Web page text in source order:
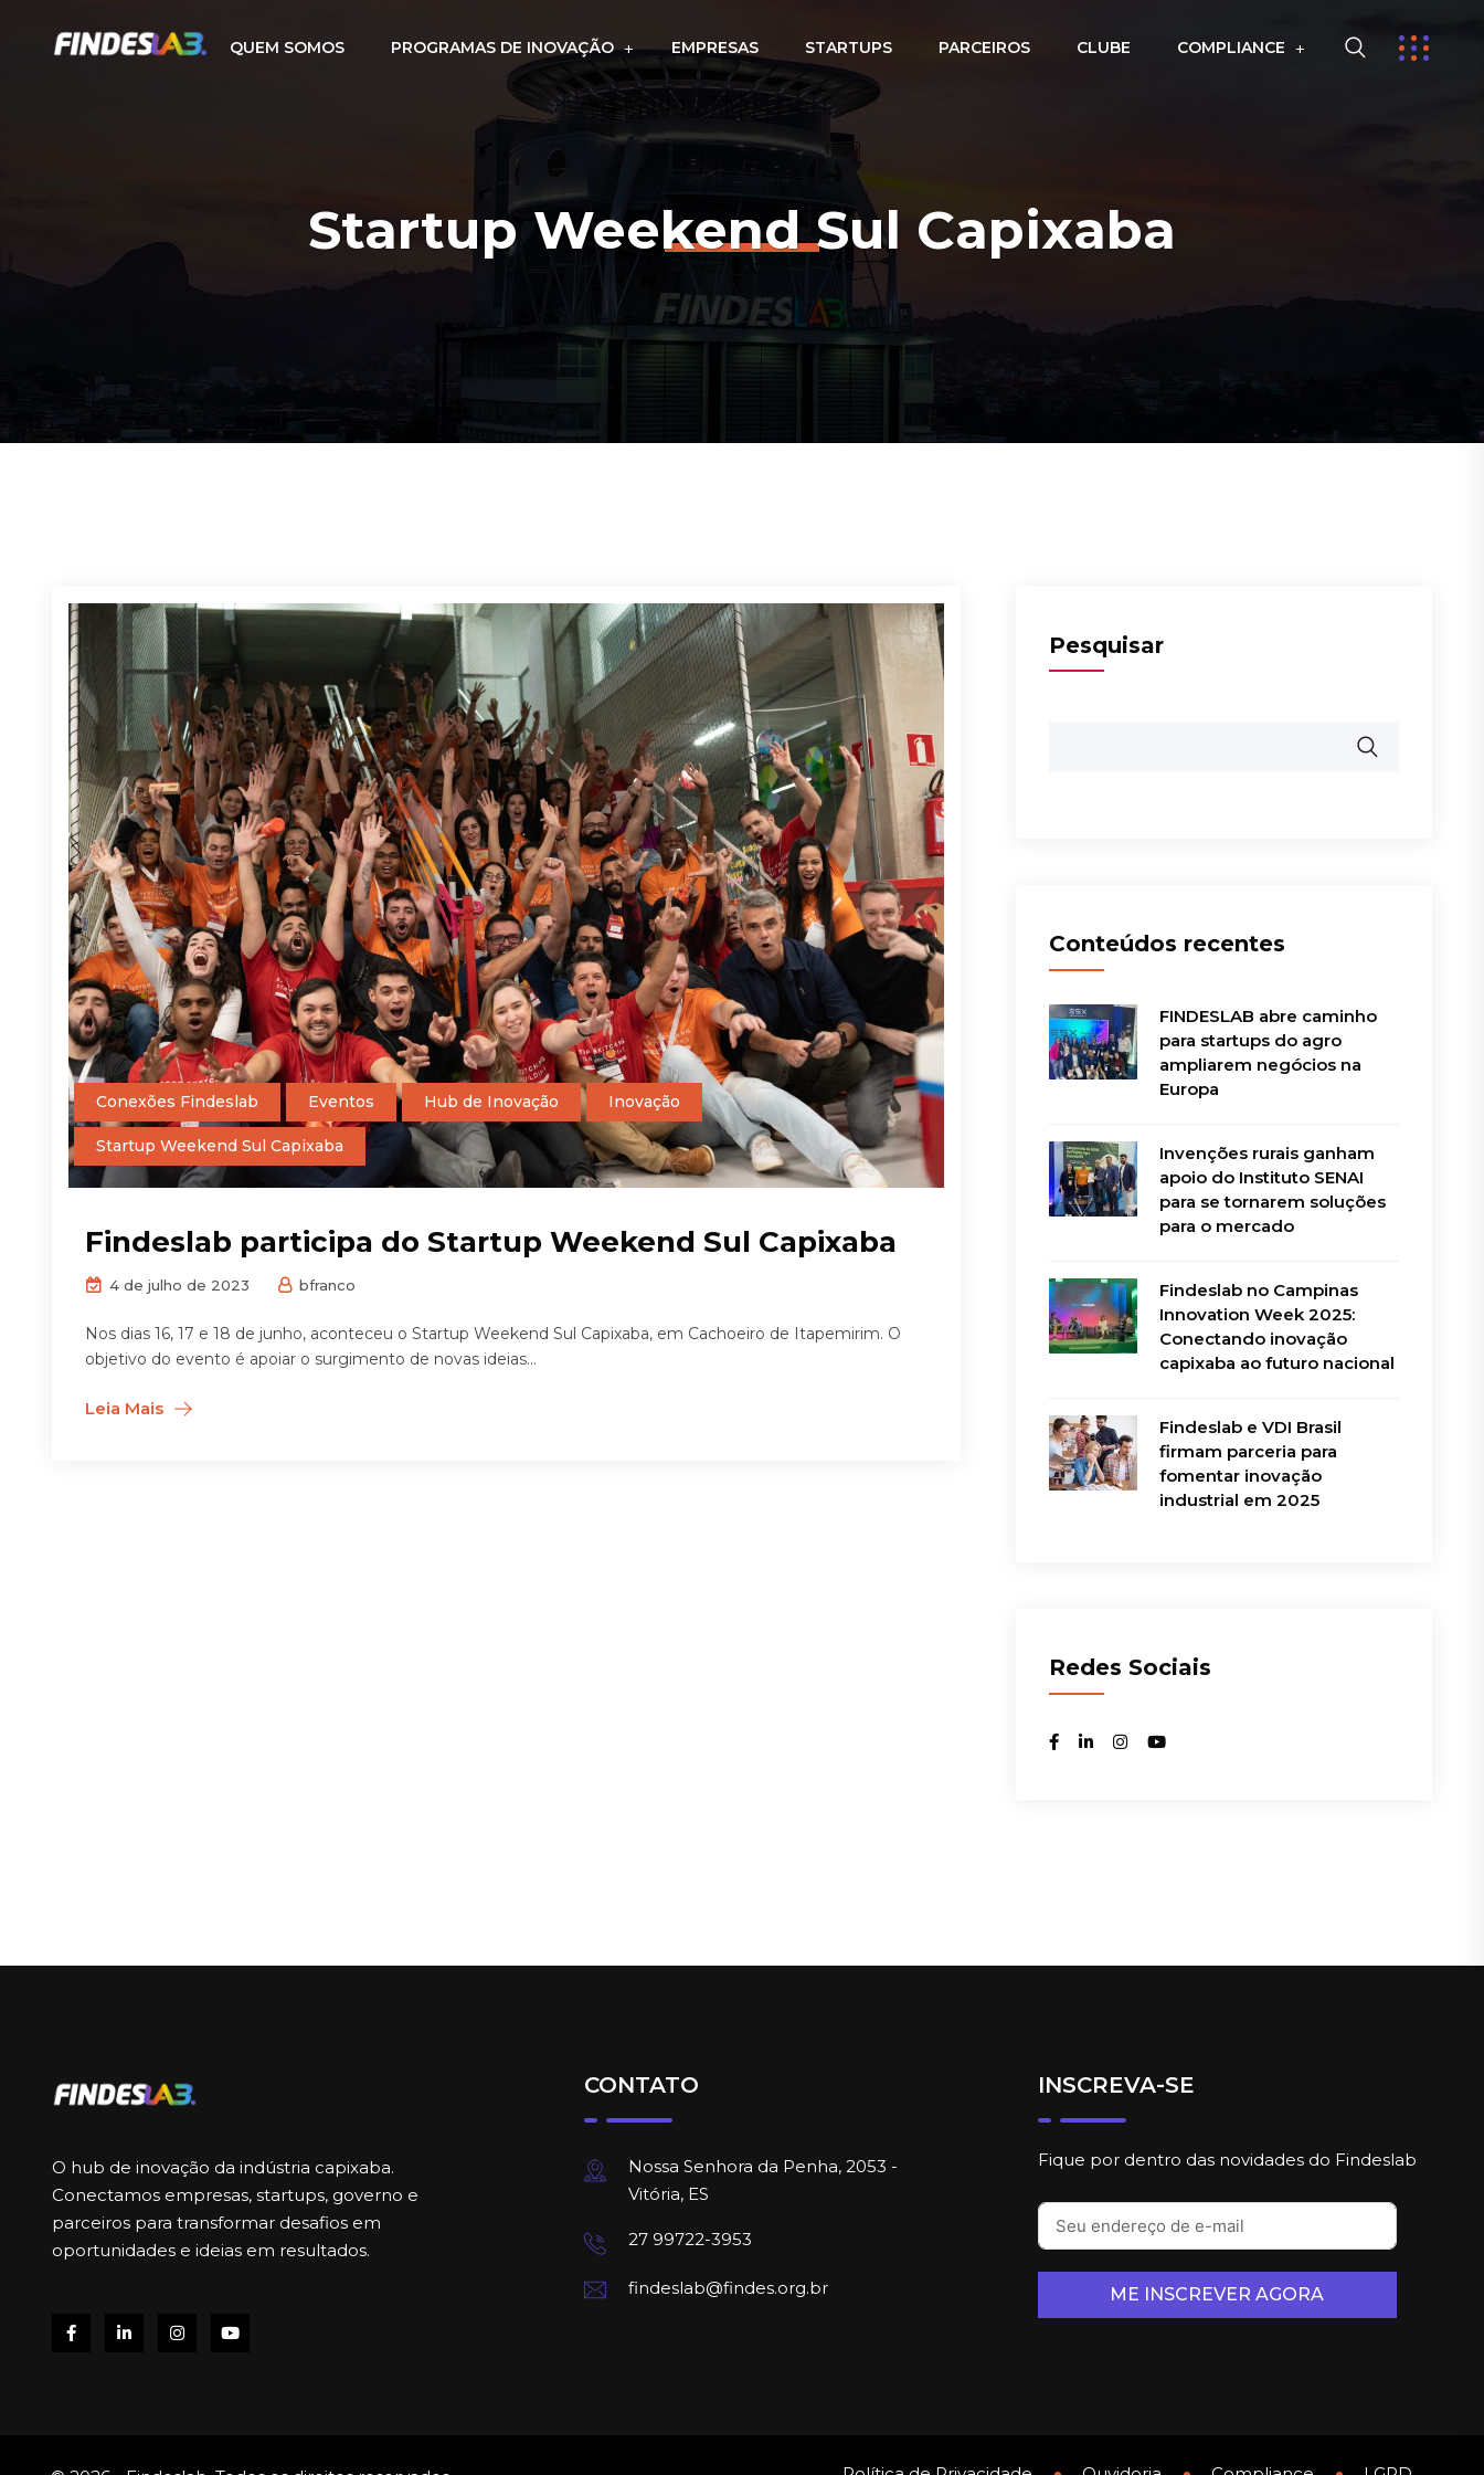
QUEM SOMOS PROGRAMAS DE INOVAÇÃO EMPRESAS STARTUPS PARCEIROS CLUBE COMPLIANCE
Startup Weekend Sul Capixaba
Conexões Findeslab Eventos Hub de Inovação Inovação
Startup Weekend Sul Capixaba
Findeslab participa do Startup Weekend Sul Capixaba
4 de julho de 2023 bfranco
Nos dias 16, 17 e 18 de junho, aconteceu o Startup Weekend Sul Capixaba, em Cachoeiro de Itapemirim. O
objetivo do evento é apoiar o surgimento de novas ideias...
Leia Mais
Pesquisar
Conteúdos recentes
FINDESLAB abre caminho
para startups do agro
ampliarem negócios na
Europa
Invenções rurais ganham
apoio do Instituto SENAI
para se tornarem soluções
para o mercado
Findeslab no Campinas
Innovation Week 2025:
Conectando inovação
capixaba ao futuro nacional
Findeslab e VDI Brasil
firmam parceria para
fomentar inovação
industrial em 2025
Redes Sociais
O hub de inovação da indústria capixaba.
Conectamos empresas, startups, governo e
parceiros para transformar desafios em
oportunidades e ideias em resultados.
CONTATO
Nossa Senhora da Penha, 2053 -
Vitória, ES
27 99722-3953
findeslab@findes.org.br
INSCREVA-SE
Fique por dentro das novidades do Findeslab
ME INSCREVER AGORA